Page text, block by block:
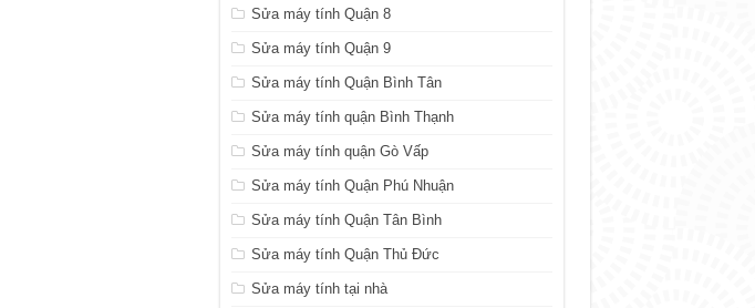
Sửa máy tính Quận 8
Sửa máy tính Quận 9
Sửa máy tính Quận Bình Tân
Sửa máy tính quận Bình Thạnh
Sửa máy tính quận Gò Vấp
Sửa máy tính Quận Phú Nhuận
Sửa máy tính Quận Tân Bình
Sửa máy tính Quận Thủ Đức
Sửa máy tính tại nhà